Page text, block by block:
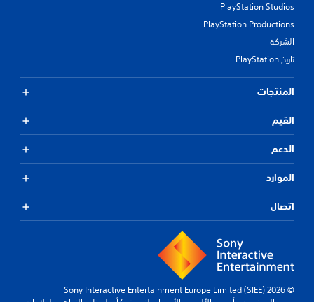
PlayStation Studios
PlayStation Productions
الشركة
تاريخ PlayStation
المنتجات
القيم
الدعم
الموارد
اتصال
© 2026 Sony Interactive Entertainment Europe Limited (SIEE)